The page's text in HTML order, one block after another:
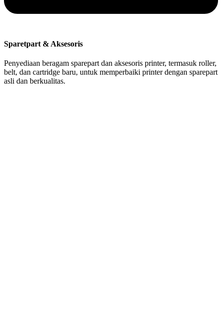
Sparetpart & Aksesoris
Penyediaan beragam sparepart dan aksesoris printer, termasuk roller,
belt, dan cartridge baru, untuk memperbaiki printer dengan sparepart
asli dan berkualitas.